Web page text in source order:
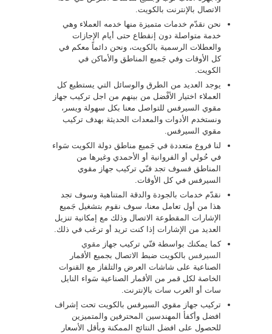
الاتصال بالإنترنت بالكويت.
نحن نقدّم خدمات متميزة منها خدمه العملاء وهي
خدمة متواصلة دون إنقطاع حتى أيام الإجازات
والعطلات الرسمية بالكويت، ونحن دائماً معكم في
كل الأوقات وفي جَميع المناطق والأماكن في
الكويت.
يوجد العديد من الطرق والوسائل التي يستطيع كل
العملاء اختيار الأفْضل من بينهم من اجل تركيب جهاز
مقوي السيرفس للتواصل معنا بكل سهولة ويسر،
ونستخدم الأدوات والمعدات الحديثة بهدف تركيب
مقوي السيرفس.
لنا فروع متعددة في جَميع مناطق دولة الكويت سَواء
في حُولي أو الفروانية أو الأحمدي وغيرها من
المناطق فسوف تجد فنّي تركيب جهاز مقوي
السيرفس في كل الأوقات.
نقدّم خدمات بالجودة والدقة المتناهية وسوف تجد
هذا من أول تعامل معنا، سوف نقوم بتشغيل جَميع
الإشارات المقطوعة الاتصال وذلك مع إمكانية تنزيل
العديد من الإشارات إذا كنت تريد أو ترغب في ذلك.
كما يمكنك بواسطة فنّي تركيب جهاز مقوي
السيرفس بالكويت ضبط الاتصال بجميع الأقمار
الصناعية على شاشات العرض والتلفاز مع القنوات
الخاصة لكل قمر من الأقمار الصناعية سَواء النايل
سات أو العرب سات بالإنترنت.
تركيب جهاز مقوي السيرفس بالكويت تحت إشراف
افضل وأكفأ المهندسين المحترفين والمتميزين
للحصول على افضل النتائج الممكنة وبأقل الأسعار